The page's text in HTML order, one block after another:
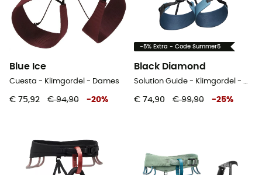
Blue Ice
Cuesta - Klimgordel - Dames
€ 75,92 € 94,90 -20%
-5% Extra - Code Summer5
Black Diamond
€ 74,90 € 99,90 -25%